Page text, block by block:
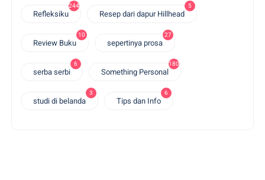
Refleksiku
244
Resep dari dapur Hillhead
5
Review Buku
10
sepertinya prosa
27
serba serbi
6
Something Personal
180
studi di belanda
3
Tips dan Info
6